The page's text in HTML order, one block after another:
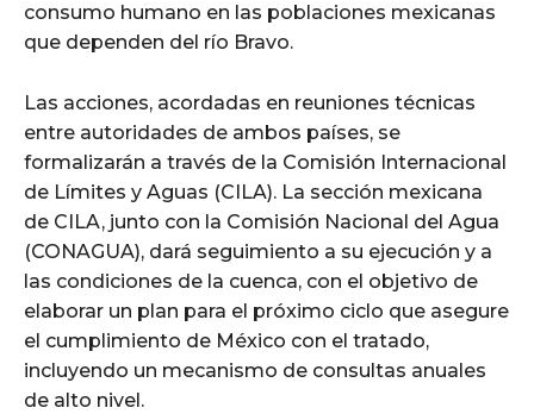
consumo humano en las poblaciones mexicanas
que dependen del río Bravo.
Las acciones, acordadas en reuniones técnicas
entre autoridades de ambos países, se
formalizarán a través de la Comisión Internacional
de Límites y Aguas (CILA). La sección mexicana
de CILA, junto con la Comisión Nacional del Agua
(CONAGUA), dará seguimiento a su ejecución y a
las condiciones de la cuenca, con el objetivo de
elaborar un plan para el próximo ciclo que asegure
el cumplimiento de México con el tratado,
incluyendo un mecanismo de consultas anuales
de alto nivel.